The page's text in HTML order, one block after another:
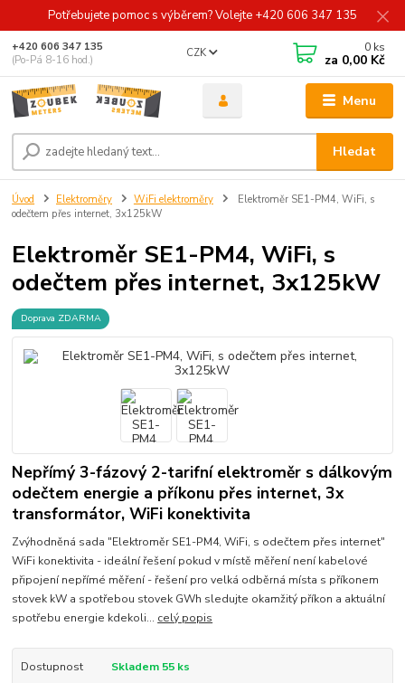
Potřebujete pomoc s výběrem? Volejte +420 606 347 135
Menu
CZK
Hledat
+420 606 347 135
(Po-Pá 8-16 hod.)
0 ks
za 0,00 Kč
Úvod Elektroměry WiFi elektroměry
Elektroměr SE1-PM4, WiFi, s
odečtem přes internet, 3x125kW
Elektroměr SE1-PM4, WiFi, s
odečtem přes internet, 3x125kW
Doprava ZDARMA
Nepřímý 3-fázový 2-tarifní elektroměr s dálkovým
odečtem energie a příkonu přes internet, 3x
transformátor, WiFi konektivita
Zvýhodněná sada "Elektroměr SE1-PM4, WiFi, s odečtem přes internet"
WiFi konektivita - ideální řešení pokud v místě měření není kabelové
připojení nepřímé měření - řešení pro velká odběrná místa s příkonem
stovek kW a spotřebou stovek GWh sledujte okamžitý příkon a aktuální
spotřebu energie kdekoli... celý popis
Dostupnost
Skladem 55 ks